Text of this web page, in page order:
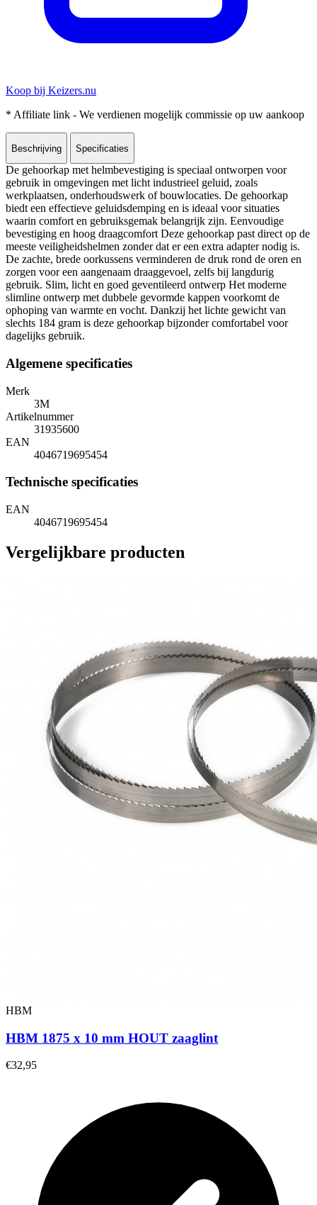
Koop bij Keizers.nu
* Affiliate link - We verdienen mogelijk commissie op uw aankoop
Beschrijving Specificaties
De gehoorkap met helmbevestiging is speciaal ontworpen voor
gebruik in omgevingen met licht industrieel geluid, zoals
werkplaatsen, onderhoudswerk of bouwlocaties. De gehoorkap
biedt een effectieve geluidsdemping en is ideaal voor situaties
waarin comfort en gebruiksgemak belangrijk zijn. Eenvoudige
bevestiging en hoog draagcomfort Deze gehoorkap past direct op de
meeste veiligheidshelmen zonder dat er een extra adapter nodig is.
De zachte, brede oorkussens verminderen de druk rond de oren en
zorgen voor een aangenaam draaggevoel, zelfs bij langdurig
gebruik. Slim, licht en goed geventileerd ontwerp Het moderne
slimline ontwerp met dubbele gevormde kappen voorkomt de
ophoping van warmte en vocht. Dankzij het lichte gewicht van
slechts 184 gram is deze gehoorkap bijzonder comfortabel voor
dagelijks gebruik.
Algemene specificaties
Merk
3M
Artikelnummer
31935600
EAN
4046719695454
Technische specificaties
EAN
4046719695454
Vergelijkbare producten
HBM
HBM 1875 x 10 mm HOUT zaaglint
€32,95